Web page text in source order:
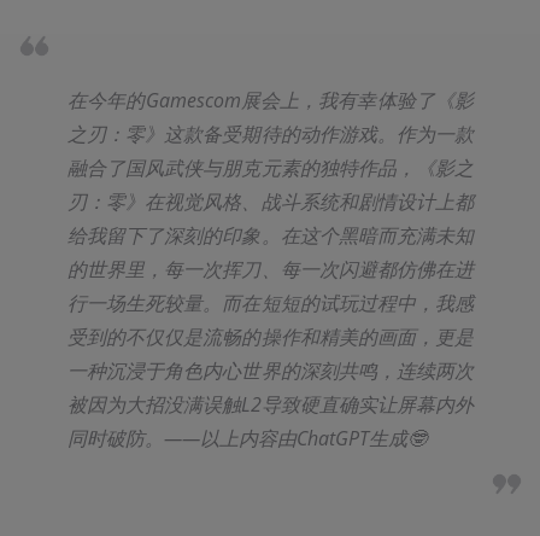
在今年的Gamescom展会上，我有幸体验了《影
之刃：零》这款备受期待的动作游戏。作为一款
融合了国风武侠与朋克元素的独特作品，《影之
刃：零》在视觉风格、战斗系统和剧情设计上都
给我留下了深刻的印象。在这个黑暗而充满未知
的世界里，每一次挥刀、每一次闪避都仿佛在进
行一场生死较量。而在短短的试玩过程中，我感
受到的不仅仅是流畅的操作和精美的画面，更是
一种沉浸于角色内心世界的深刻共鸣，连续两次
被因为大招没满误触L2导致硬直确实让屏幕内外
同时破防。——以上内容由ChatGPT生成🤓